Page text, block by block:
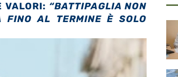
VALORI: “BATTIPAGLIA NON
FINO AL TERMINE È SOLO